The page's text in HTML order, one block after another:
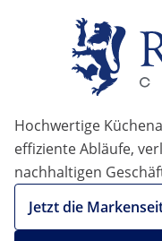
Hochwertige
effiziente Abläufe,
nachhaltigen
Jetzt die